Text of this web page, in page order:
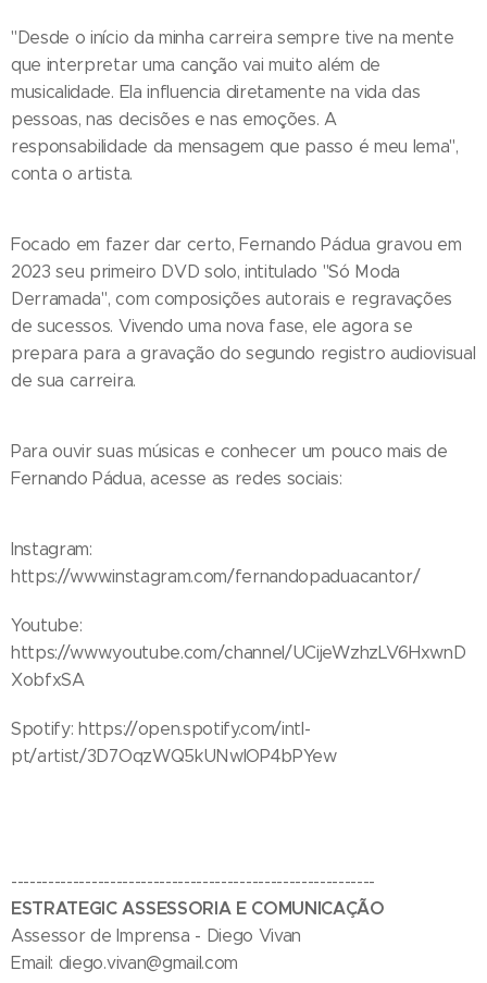
"Desde o início da minha carreira sempre tive na mente
que interpretar uma canção vai muito além de
musicalidade. Ela influencia diretamente na vida das
pessoas, nas decisões e nas emoções. A
responsabilidade da mensagem que passo é meu lema",
conta o artista.
Focado em fazer dar certo, Fernando Pádua gravou em
2023 seu primeiro DVD solo, intitulado "Só Moda
Derramada", com composições autorais e regravações
de sucessos. Vivendo uma nova fase, ele agora se
prepara para a gravação do segundo registro audiovisual
de sua carreira.
Para ouvir suas músicas e conhecer um pouco mais de
Fernando Pádua, acesse as redes sociais:
Instagram:
https://www.instagram.com/fernandopaduacantor/
Youtube:
https://www.youtube.com/channel/UCijeWzhzLV6HxwnD
XobfxSA
Spotify: https://open.spotify.com/intl-
pt/artist/3D7OqzWQ5kUNwIOP4bPYew
-----------------------------------------------------------
ESTRATEGIC ASSESSORIA E COMUNICAÇÃO
Assessor de Imprensa - Diego Vivan
Email: diego.vivan@gmail.com